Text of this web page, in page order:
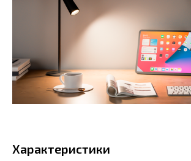
Характеристики